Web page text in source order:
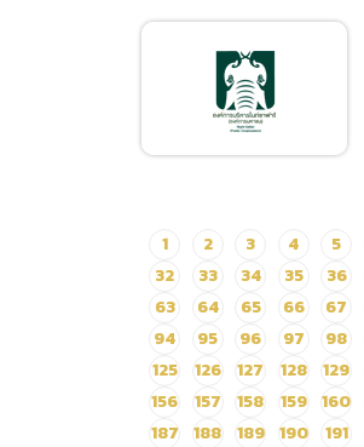
เผยแพร่แผนการจัดซื้อจัด
จ้าง ประจำปีงบประมาณ
พ.ศ.2563 ชื่อโครงการ
อาหารสัตว์ ประเภทเนื้อสัตว์
กุมภาพันธ์ 2563 2562
ประกวดราคาซื้ออาหารสัตว์
ประเภทอาหารสำเร็จรูปและ
วัตถุดิบอาหารสัตว์ ตั้งแต่
เดือนมกราคม ถึงกันยายน
2563 ด้วยวิธีประกวดราคา
อิเล็กทรอนิกส์ (e-bidding)
1 2 3 4 5
32
33 34 35 36
63
64 65 66 67
94
95 96 97 98
125
126 127 128 129
156
157 158 159 160
187
188 189 190 191